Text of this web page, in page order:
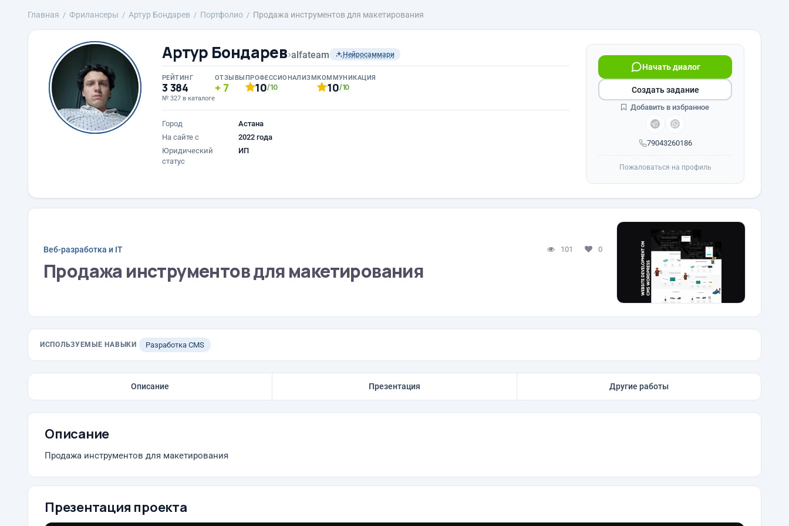
Главная Фрилансеры Артур Бондарев Портфолио Продажа инструментов для макетирования
Артур Бондарев›alfateam Нейросаммари
РЕЙТИНГ
3 384
№ 327 в каталоге
ОТЗЫВЫ
7
ПРОФЕССИОНАЛИЗМ
10/10
КОММУНИКАЦИЯ
10/10
Город
Астана
На сайте с
2022 года
Юридический
статус
ИП
79043260186
Начать диалог
Создать задание
Добавить в избранное
Пожаловаться на профиль
Веб-разработка и IT 101 0
Продажа инструментов для макетирования
ИСПОЛЬЗУЕМЫЕ НАВЫКИ Разработка CMS
Описание Презентация Другие работы
Описание
Продажа инструментов для макетирования
Презентация проекта